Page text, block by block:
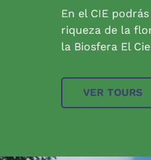
En el CIE
riqueza de la
la Biosfera El
VER TOURS